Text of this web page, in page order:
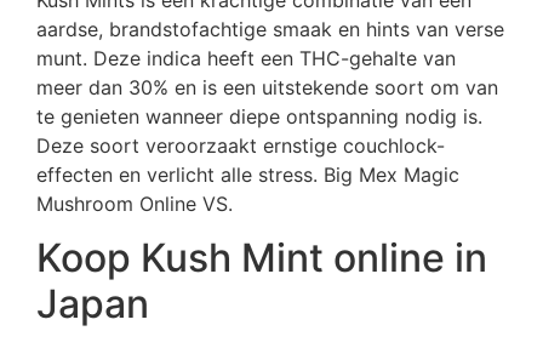
aardse, brandstofachtige smaak en hints van verse
munt. Deze indica heeft een THC-gehalte van
meer dan 30% en is een uitstekende soort om van
te genieten wanneer diepe ontspanning nodig is.
Deze soort veroorzaakt ernstige couchlock-
effecten en verlicht alle stress. Big Mex Magic
Mushroom Online VS.
Koop Kush Mint online in
Japan